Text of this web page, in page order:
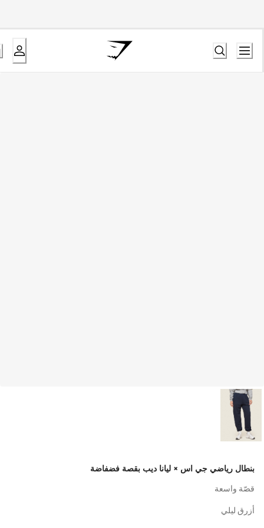
بنطال رياضي جي اس × ليانا ديب بقصة فضفاضة
قصّة واسعة
أزرق ليلي